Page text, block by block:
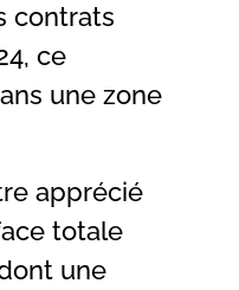
contrats
ce
une zone
apprécié
totale
une